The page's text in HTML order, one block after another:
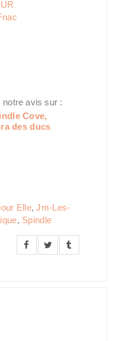
avis sur :
Cove,
des ducs
Elle,Jm-Les-
, Spindle